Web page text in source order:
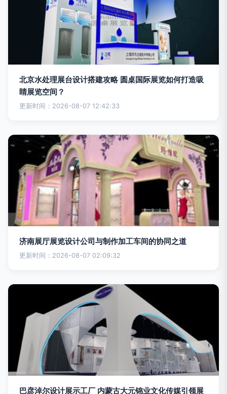
北京水处理展台设计搭建攻略 圆桌国际展览如何打造吸
睛展览空间？
更新时间：2026-08-07 12:42:33
济南展厅展览设计公司与制作加工车间的协同之道
更新时间：2026-08-07 02:09:32
巴彦淖尔设计展示工厂 内蒙古大元锦业文化传媒引领展